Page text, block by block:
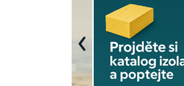
Previous